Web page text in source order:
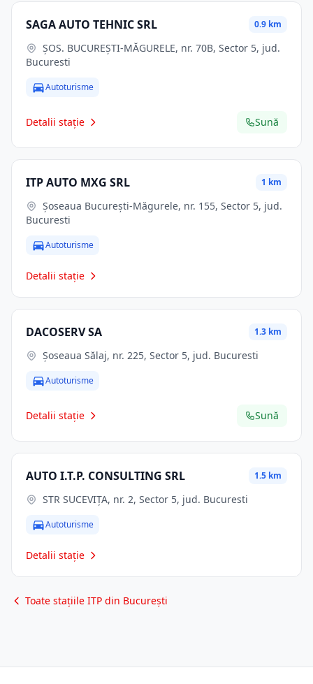
SAGA AUTO TEHNIC SRL 0.9 km
Bucuresti
Autoturisme
Detalii stație Sună
ITP AUTO MXG SRL 1 km
Bucuresti
Autoturisme
Detalii stație
DACOSERV SA 1.3 km
Șoseaua Sălaj, nr. 225, Sector 5, jud. Bucuresti
Autoturisme
Detalii stație Sună
AUTO I.T.P. CONSULTING SRL 1.5 km
STR SUCEVIŢA, nr. 2, Sector 5, jud. Bucuresti
Autoturisme
Detalii stație
Toate stațiile ITP din București